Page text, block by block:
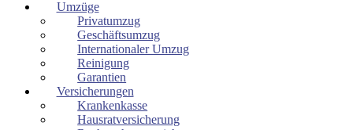
Umzüge
Privatumzug
Geschäftsumzug
Internationaler Umzug
Reinigung
Garantien
Versicherungen
Krankenkasse
Hausratversicherung